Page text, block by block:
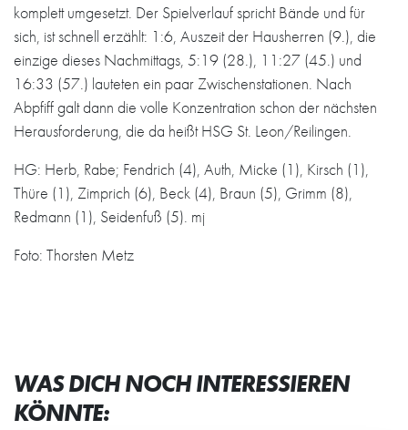
komplett umgesetzt. Der Spielverlauf spricht Bände und für
sich, ist schnell erzählt: 1:6, Auszeit der Hausherren (9.), die
einzige dieses Nachmittags, 5:19 (28.), 11:27 (45.) und
16:33 (57.) lauteten ein paar Zwischenstationen. Nach
Abpfiff galt dann die volle Konzentration schon der nächsten
Herausforderung, die da heißt HSG St. Leon/Reilingen.
HG: Herb, Rabe; Fendrich (4), Auth, Micke (1), Kirsch (1),
Thüre (1), Zimprich (6), Beck (4), Braun (5), Grimm (8),
Redmann (1), Seidenfuß (5). mj
Foto: Thorsten Metz
WAS DICH NOCH INTERESSIEREN
KÖNNTE: